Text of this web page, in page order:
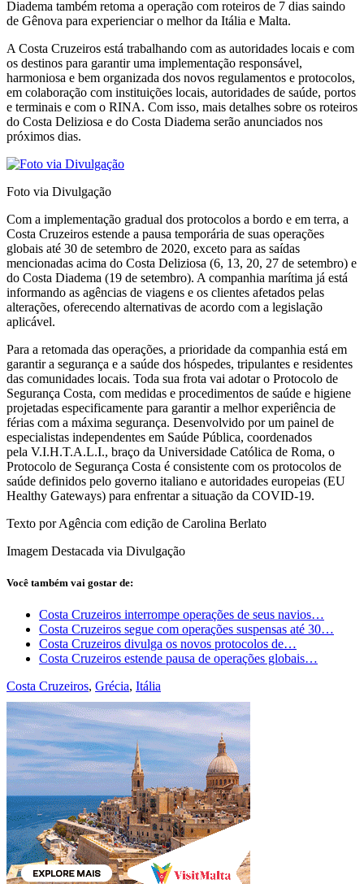
Diadema também retoma a operação com roteiros de 7 dias saindo
de Gênova para experienciar o melhor da Itália e Malta.
A Costa Cruzeiros está trabalhando com as autoridades locais e com
os destinos para garantir uma implementação responsável,
harmoniosa e bem organizada dos novos regulamentos e protocolos,
em colaboração com instituições locais, autoridades de saúde, portos
e terminais e com o RINA. Com isso, mais detalhes sobre os roteiros
do Costa Deliziosa e do Costa Diadema serão anunciados nos
próximos dias.
Foto via Divulgação
Com a implementação gradual dos protocolos a bordo e em terra, a
Costa Cruzeiros estende a pausa temporária de suas operações
globais até 30 de setembro de 2020, exceto para as saídas
mencionadas acima do Costa Deliziosa (6, 13, 20, 27 de setembro) e
do Costa Diadema (19 de setembro). A companhia marítima já está
informando as agências de viagens e os clientes afetados pelas
alterações, oferecendo alternativas de acordo com a legislação
aplicável.
Para a retomada das operações, a prioridade da companhia está em
garantir a segurança e a saúde dos hóspedes, tripulantes e residentes
das comunidades locais. Toda sua frota vai adotar o Protocolo de
Segurança Costa, com medidas e procedimentos de saúde e higiene
projetadas especificamente para garantir a melhor experiência de
férias com a máxima segurança. Desenvolvido por um painel de
especialistas independentes em Saúde Pública, coordenados
pela V.I.H.T.A.L.I., braço da Universidade Católica de Roma, o
Protocolo de Segurança Costa é consistente com os protocolos de
saúde definidos pelo governo italiano e autoridades europeias (EU
Healthy Gateways) para enfrentar a situação da COVID-19.
Texto por Agência com edição de Carolina Berlato
Imagem Destacada via Divulgação
Você também vai gostar de:
Costa Cruzeiros interrompe operações de seus navios…
Costa Cruzeiros segue com operações suspensas até 30…
Costa Cruzeiros divulga os novos protocolos de…
Costa Cruzeiros estende pausa de operações globais…
Costa Cruzeiros, Grécia, Itália